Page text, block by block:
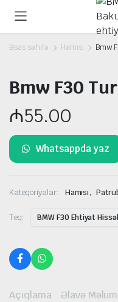
Əsas səhifə Hamısı Bmw
Bmw F30
₼55.00
Whatsappda yaz
Kateqoriyalar: Hamısı,
Teq: BMW F30 Ehtiyat
Açıqlama Əlavə